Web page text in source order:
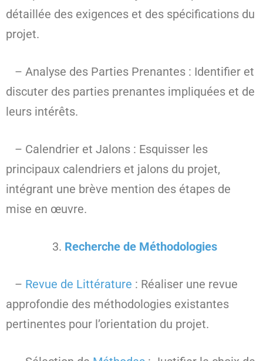
détaillée des exigences et des spécifications du
projet.
– Analyse des Parties Prenantes : Identifier et
discuter des parties prenantes impliquées et de
leurs intérêts.
– Calendrier et Jalons : Esquisser les
principaux calendriers et jalons du projet,
intégrant une brève mention des étapes de
mise en œuvre.
Recherche de Méthodologies
– Revue de Littérature : Réaliser une revue
approfondie des méthodologies existantes
pertinentes pour l’orientation du projet.